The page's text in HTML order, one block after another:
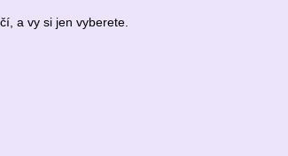
a vy si jen vyberete.